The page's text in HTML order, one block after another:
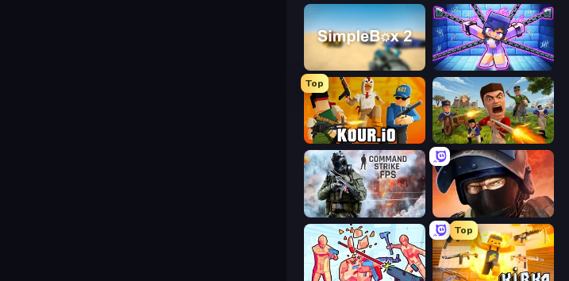
SimpleBox 2 Mini Mine
Top
Kour.io Redcoats.io
Command Strike FPS Bullet Force
Top